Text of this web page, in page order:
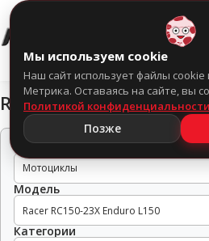
Racer RC150-23X
Тип техники
Мотоциклы
Модель
Категории
Мы используем cookie
Наш сайт использует файлы cookie
Метрика. Оставаясь на сайте, вы
Политикой конфиденциальности
Позже